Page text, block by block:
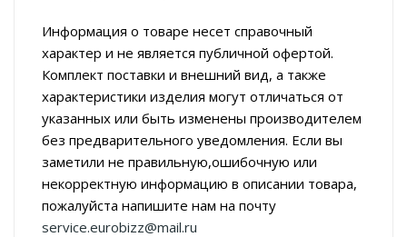
Информация о товаре несет справочный
характер и не является публичной офертой.
Комплект поставки и внешний вид, а также
характеристики изделия могут отличаться от
указанных или быть изменены производителем
без предварительного уведомления. Если вы
заметили не правильную,ошибочную или
некорректную информацию в описании товара,
пожалуйста напишите нам на почту
service.eurobizz@mail.ru